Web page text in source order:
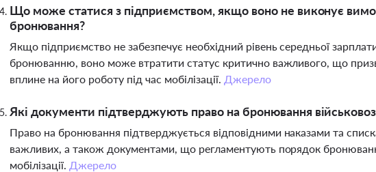
Що може статися з підприємством, якщо воно не виконує
бронювання?
Якщо підприємство не забезпечує необхідний рівень середньої
бронюванню, воно може втратити статус критично важливого, що
вплине на його роботу під час мобілізації. Джерело
Які документи підтверджують право на бронювання
Право на бронювання підтверджується відповідними наказами та
важливих, а також документами, що регламентують порядок
мобілізації. Джерело